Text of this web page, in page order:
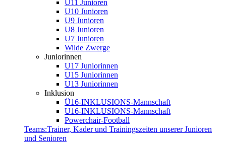
U11 Junioren
U10 Junioren
U9 Junioren
U8 Junioren
U7 Junioren
Wilde Zwerge
Juniorinnen
U17 Juniorinnen
U15 Juniorinnen
U13 Juniorinnen
Inklusion
Ü16-INKLUSIONS-Mannschaft
U16-INKLUSIONS-Mannschaft
Powerchair-Football
Teams:Trainer, Kader und Trainingszeiten unserer Junioren
und Senioren